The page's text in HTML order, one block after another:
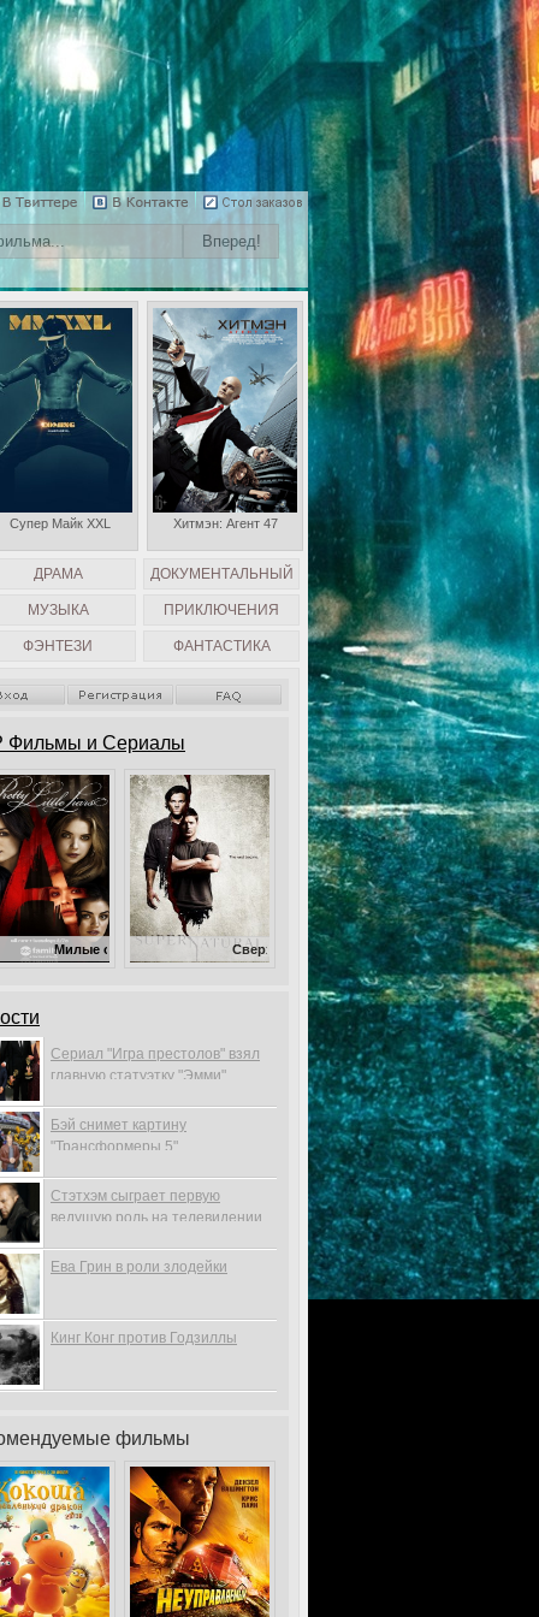
Фильмы и Сериалы
обманщицы Сверхъестественное
Сериал "Игра престолов" взял
главную статуэтку "Эмми".
Бэй снимет картину
"Трансформеры 5"
Стэтхэм сыграет первую
ведущую роль на телевидении
Ева Грин в роли злодейки
Кинг Конг против Годзиллы
фильмы
ДРАМА ДОКУМЕНТАЛЬНЫЙ
МУЗЫКА ПРИКЛЮЧЕНИЯ
ФЭНТЕЗИ ФАНТАСТИКА
Супер Майк XXL Хитмэн: Агент 47